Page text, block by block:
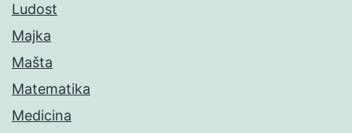
Ludost
Majka
Mašta
Matematika
Medicina